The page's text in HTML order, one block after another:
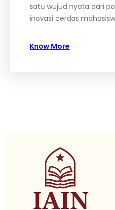
satu wujud nyata dari
inovasi cerdas
Know More